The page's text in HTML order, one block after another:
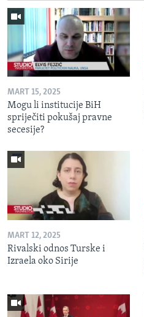
MART 15, 2025
Mogu li institucije BiH
spriječiti pokušaj pravne
secesije?
MART 12, 2025
Rivalski odnos Turske i
Izraela oko Sirije